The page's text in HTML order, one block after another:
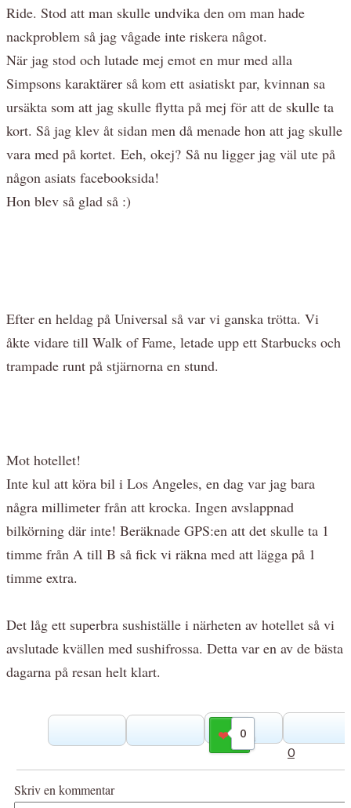
Ride. Stod att man skulle undvika den om man hade
nackproblem så jag vågade inte riskera något.
När jag stod och lutade mej emot en mur med alla
Simpsons karaktärer så kom ett asiatiskt par, kvinnan sa
ursäkta som att jag skulle flytta på mej för att de skulle ta
kort. Så jag klev åt sidan men då menade hon att jag skulle
vara med på kortet. Eeh, okej? Så nu ligger jag väl ute på
någon asiats facebooksida!
Hon blev så glad så :)
Efter en heldag på Universal så var vi ganska trötta. Vi
åkte vidare till Walk of Fame, letade upp ett Starbucks och
trampade runt på stjärnorna en stund.
Mot hotellet!
Inte kul att köra bil i Los Angeles, en dag var jag bara
några millimeter från att krocka. Ingen avslappnad
bilkörning där inte! Beräknade GPS:en att det skulle ta 1
timme från A till B så fick vi räkna med att lägga på 1
timme extra.
Det låg ett superbra sushiställe i närheten av hotellet så vi
avslutade kvällen med sushifrossa. Detta var en av de bästa
dagarna på resan helt klart.
0
Gilla
0
Skriv en kommentar